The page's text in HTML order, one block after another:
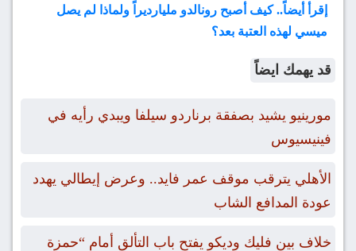
إقرأ أيضاً.. كيف أصبح رونالدو مليارديراً ولماذا لم يصل
ميسي لهذه العتبة بعد؟
قد يهمك ايضاً
مورينيو يشيد بصفقة برناردو سيلفا ويبدي رأيه في
فينيسيوس
الأهلي يترقب موقف عمر فايد.. وعرض إيطالي يهدد
عودة المدافع الشاب
خلاف بين فليك وديكو يفتح باب التألق أمام “حمزة